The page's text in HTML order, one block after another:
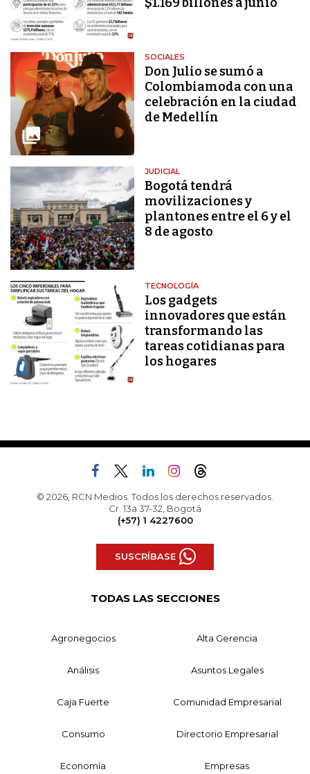
SOCIALES
Don Julio se sumó a
Colombiamoda con una
celebración en la ciudad
de Medellín
JUDICIAL
Bogotá tendrá
movilizaciones y
plantones entre el 6 y el
8 de agosto
TECNOLOGÍA
Los gadgets
innovadores que están
transformando las
tareas cotidianas para
los hogares
© 2026, RCN Medios. Todos los derechos reservados.
Cr. 13a 37-32, Bogotá
(+57) 1 4227600
SUSCRÍBASE
TODAS LAS SECCIONES
Agronegocios Alta Gerencia
Análisis Asuntos Legales
Caja Fuerte Comunidad Empresarial
Consumo Directorio Empresarial
Economía Empresas